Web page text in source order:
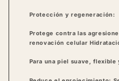
Protección y regeneración:
Protege contra las
renovación celular
Para una piel suave, flexible